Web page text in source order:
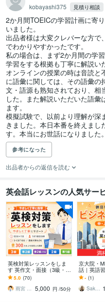
kobayashi375 見積り相談
2か月間TOEICの学習計画に寄
いました。
出品者様は大変クレバーな方で
でわかりやすかったです。
私の場合は、まず2か月間の学
学習をする根拠も丁寧に解説い
オンラインの授業の時は音読
に語彙に関しては、その語彙の
文・語源も熟知されており、相
した。また解説いただいた語
ます。
模擬試験で、以前より理解が深
きました。本日本番を終えま
す。本当にお世話になりました。
参考になった
出品者からの返信を読む
英会話レッスンの人気サー
英検対策レッスンをしま
す 英作文・面接（3級・準
2級・2級・準1級）・S-C
BTも対応
5.0 (70)
雨宮 大和｜英語の家庭教師／個別指導 5,000 円 /50分
満
京大院・
話｜英語
米国高卒
A・
ネス英語
- (1)
Sakura｜休日ビジネス英会話